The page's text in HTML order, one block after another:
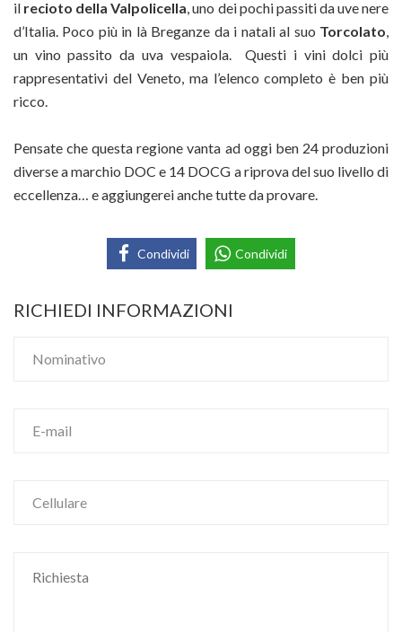
il recioto della Valpolicella, uno dei pochi passiti da uve nere
d’Italia. Poco più in là Breganze da i natali al suo Torcolato,
un vino passito da uva vespaiola. Questi i vini dolci più
rappresentativi del Veneto, ma l’elenco completo è ben più
ricco.
Pensate che questa regione vanta ad oggi ben 24 produzioni
diverse a marchio DOC e 14 DOCG a riprova del suo livello di
eccellenza… e aggiungerei anche tutte da provare.
Condividi Condividi
RICHIEDI INFORMAZIONI